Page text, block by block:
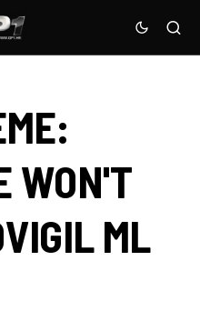
WON'T
ML